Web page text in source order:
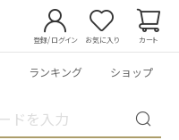
登録/ログイン お気に入り カート
ランキング ショップ